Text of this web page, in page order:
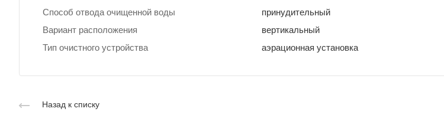
Способ отвода очищенной воды
принудительный
Вариант расположения
вертикальный
Тип очистного устройства
аэрационная установка
Назад к списку